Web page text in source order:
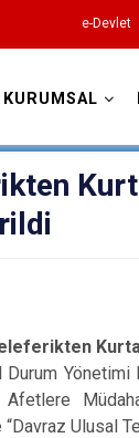
e-Devlet
KURUMSAL
Yönetimi
Ulusal